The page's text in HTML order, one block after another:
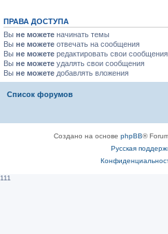
ПРАВА ДОСТУПА
Вы не можете начинать темы
Вы не можете отвечать на сообщения
Вы не можете редактировать свои сообщения
Вы не можете удалять свои сообщения
Вы не можете добавлять вложения
Список форумов
Создано на основе phpBB®
Русская
111